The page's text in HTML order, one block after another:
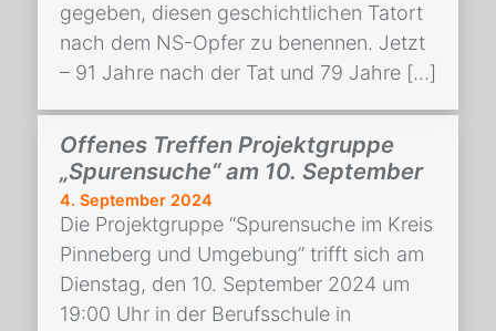
gegeben, diesen geschichtlichen Tatort
nach dem NS-Opfer zu benennen. Jetzt
– 91 Jahre nach der Tat und 79 Jahre […]
Offenes Treffen Projektgruppe
„Spurensuche“ am 10. September
4. September 2024
Die Projektgruppe “Spurensuche im Kreis
Pinneberg und Umgebung” trifft sich am
Dienstag, den 10. September 2024 um
19:00 Uhr in der Berufsschule in